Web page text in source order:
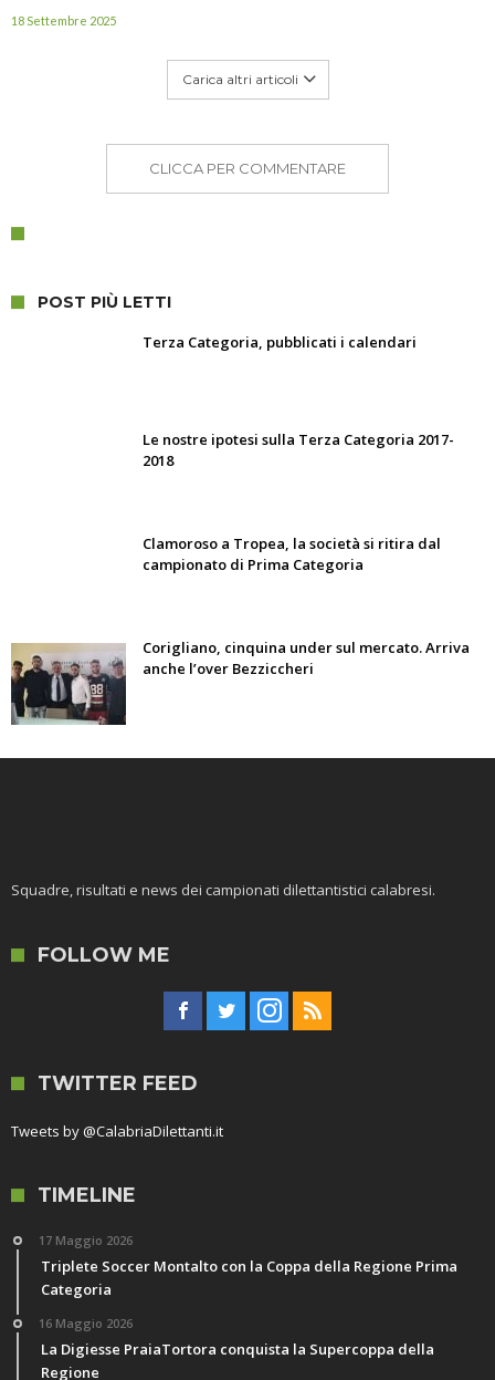
18 Settembre 2025
Carica altri articoli
CLICCA PER COMMENTARE
POST PIÙ LETTI
Terza Categoria, pubblicati i calendari
Le nostre ipotesi sulla Terza Categoria 2017-
2018
Clamoroso a Tropea, la società si ritira dal
campionato di Prima Categoria
Corigliano, cinquina under sul mercato. Arriva
anche l’over Bezziccheri
Squadre, risultati e news dei campionati dilettantistici calabresi.
FOLLOW ME
TWITTER FEED
Tweets by @CalabriaDilettanti.it
TIMELINE
17 Maggio 2026
Triplete Soccer Montalto con la Coppa della Regione Prima
Categoria
16 Maggio 2026
La Digiesse PraiaTortora conquista la Supercoppa della
Regione